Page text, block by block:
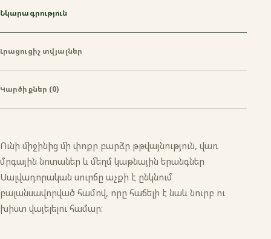
Նկարագրություն
Լրացուցիչ տվյալներ
Կարծիքներ (0)
Ունի միջինից մի փոքր բարձր թթվայնություն, վառ
մրգային նոտաներ և մեղմ կաթնային երանգներ
Սալվադորական սուրճը աչքի է ընկնում
բալանսավորված համով, որը հաճելի է նաև նուրբ ու
խիստ վայելելու համար։